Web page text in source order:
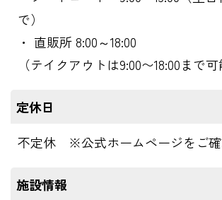
で）
・ 直販所 8:00～18:00
（テイクアウトは9:00〜18:00まで可
定休日
不定休 ※公式ホームページをご確
施設情報